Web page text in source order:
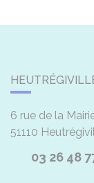
6 rue de la
51110
03 26 48